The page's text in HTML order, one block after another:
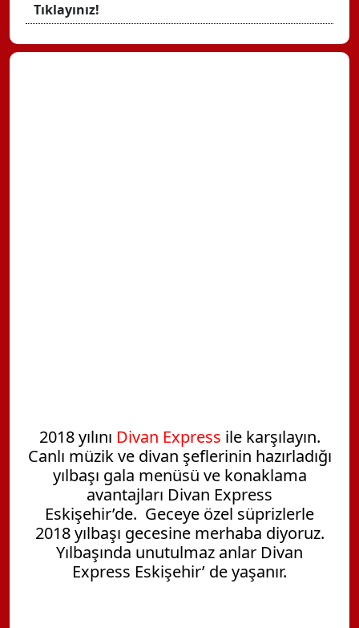
Tıklayınız!
2018 yılını Divan Express ile karşılayın.
Canlı müzik ve divan şeflerinin hazırladığı
yılbaşı gala menüsü ve konaklama
avantajları Divan Express
Eskişehir’de. Geceye özel süprizlerle
2018 yılbaşı gecesine merhaba diyoruz.
Yılbaşında unutulmaz anlar Divan
Express Eskişehir’ de yaşanır.